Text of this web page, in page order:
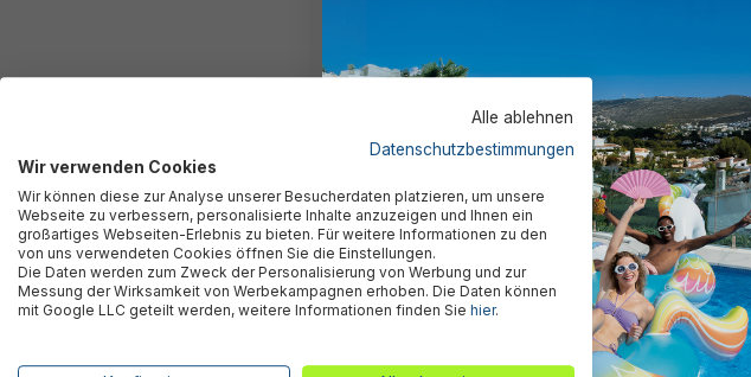
Powergrip™ Hochdruckelektropumpe 250
49,95 €*
Sportboote von Bestway® – Abenteuer, Komfort und Vielseitigkeit
Alle ablehnen
Datenschutzbestimmungen
Wir verwenden Cookies
Wir können diese zur Analyse unserer Besucherdaten platzieren, um unsere
Webseite zu verbessern, personalisierte Inhalte anzuzeigen und Ihnen ein
großartiges Webseiten-Erlebnis zu bieten. Für weitere Informationen zu den
von uns verwendeten Cookies öffnen Sie die Einstellungen.
Die Daten werden zum Zweck der Personalisierung von Werbung und zur
Messung der Wirksamkeit von Werbekampagnen erhoben. Die Daten können
mit Google LLC geteilt werden, weitere Informationen finden Sie hier.